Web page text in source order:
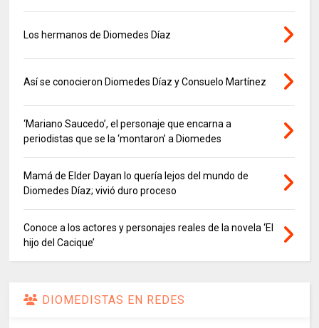
Los hermanos de Diomedes Díaz
Así se conocieron Diomedes Díaz y Consuelo Martínez
‘Mariano Saucedo’, el personaje que encarna a
periodistas que se la ‘montaron’ a Diomedes
Mamá de Elder Dayan lo quería lejos del mundo de
Diomedes Díaz; vivió duro proceso
Conoce a los actores y personajes reales de la novela ‘El
hijo del Cacique’
DIOMEDISTAS EN REDES